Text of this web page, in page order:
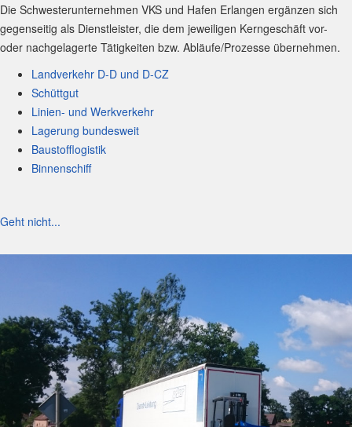
Die Schwesterunternehmen VKS und Hafen Erlangen ergänzen sich
gegenseitig als Dienstleister, die dem jeweiligen Kerngeschäft vor-
oder nachgelagerte Tätigkeiten bzw. Abläufe/Prozesse übernehmen.
Landverkehr D-D und D-CZ
Schüttgut
Linien- und Werkverkehr
Lagerung bundesweit
Baustofflogistik
Binnenschiff
Geht nicht...